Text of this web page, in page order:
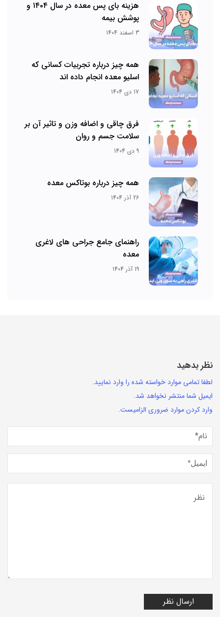
هزینه بای پس معده در سال ۱۴۰۴ و
پوشش بیمه
3 اسفند 1404
همه چیز درباره تجربیات کسانی که
اسلیو معده انجام داده اند
17 دی 1404
فرق چاقی و اضافه وزن و تاثیر آن بر
سلامت جسم و روان
9 دی 1404
همه چیز درباره بوتاکس معده
26 آذر 1404
راهنمای جامع جراحی های لاغری
معده
19 آذر 1404
نظر بدهید
لطفا تمامی موارد خواسته شده را وارد نمایید.
ایمیل شما منتشر نخواهد شد.
وارد کردن موارد ضروری الزامیست.